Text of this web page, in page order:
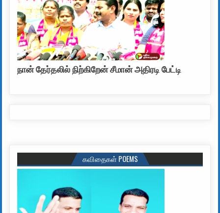
நான் தேர்தலில் நிற்கிறேன் சீமான் அதிரடி பேட்டி
கவிதைகள் POEMS